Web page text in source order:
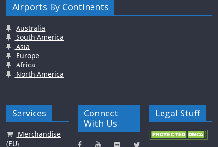
Airports By Continents
Australia
South America
Asia
Europe
Africa
North America
Services
Merchandise
(EU)
Connect
With Us
Legal Stuff